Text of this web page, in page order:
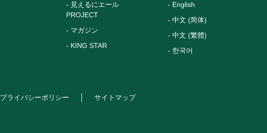
見えるにエール
PROJECT
マガジン
KING STAR
English
中文 (简体)
中文 (繁體)
한국어
プライバシーポリシー サイトマップ